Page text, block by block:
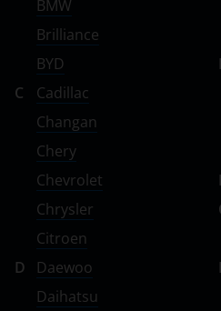
BMW
Brilliance
BYD
C
Cadillac
Changan
Chery
Chevrolet
Chrysler
Citroen
D
Daewoo
Daihatsu